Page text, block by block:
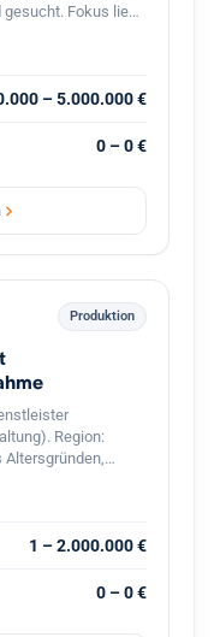
Fokus liegt
Betrieben mit
in den
Unternehmens
PLZ-
– 5.000.000 €
0 – 0 €
Produktion
Region:
1 – 2.000.000 €
0 – 0 €